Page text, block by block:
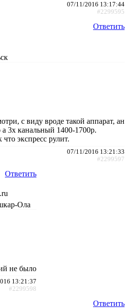
07/11/2016 13:17:44
#2299595
Ответить
с виду вроде такой аппарат, ан
3х канальный 1400-1700р.
что экспресс рулит.
07/11/2016 13:21:33
#2299597
Ответить
Ола
не было
13:21:37
#2299598
Ответить